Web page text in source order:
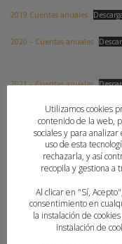
2019 Cuentas anuales
2020 – Cuentas anuales
2021 – Cuentas anuales
2022 – Cuentas anuales
2023 – Cuentas anuales
Ctas Anuales 2025_signed
Utilizamos cookies
contenido de la web,
sociales y para
uso de esta
rechazarla, y así
recopila y gestiona a
Al clicar en "Sí,
consentimiento en
la instalación de
instalación de